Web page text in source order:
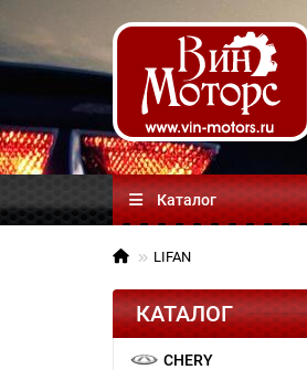
Каталог
LIFAN
КАТАЛОГ
CHERY